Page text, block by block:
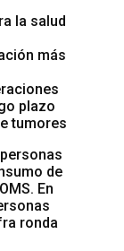
la salud
más
plazo
tumores
de
En
ronda